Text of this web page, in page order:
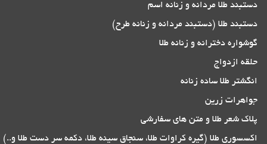
دستبند طلا مردانه و زنانه اسم
دستبند طلا (دستبند مردانه و زنانه طرح)
گوشواره دخترانه و زنانه طلا
حلقه ازدواج
انگشتر طلا ساده زنانه
جواهرات زرین
پلاک شعر طلا و متن های سفارشی
اکسسوری طلا (گیره کراوات طلا، سنجاق سینه طلا، دکمه سر دست طلا و..)